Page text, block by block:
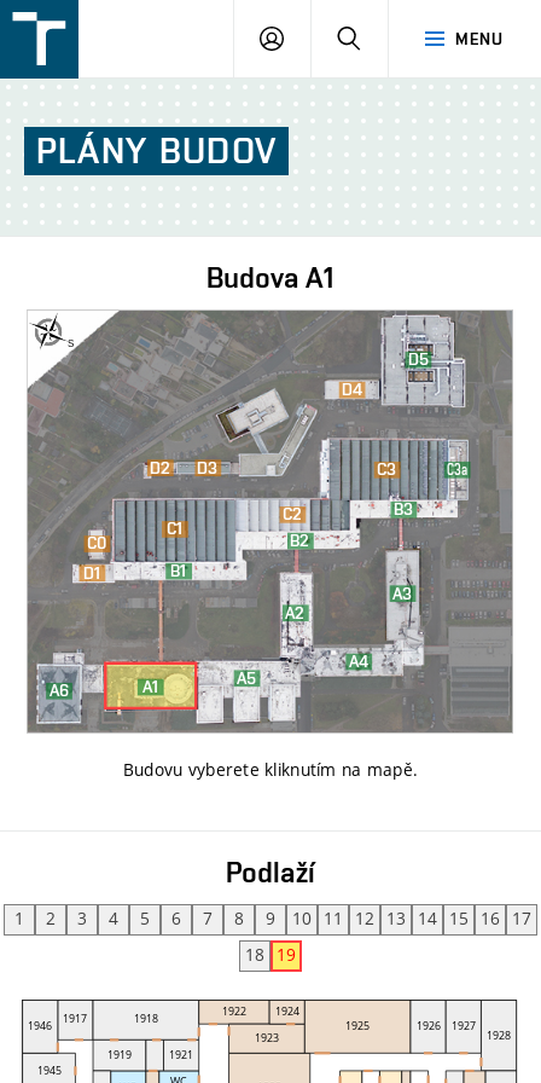
v
Brně
MENU
PŘIHLÁŠENÍ
PLÁNY BUDOV
Budova A1
Budovu vyberete kliknutím na mapě.
Podlaží
1 2 3 4 5 6 7 8 9 10 11 12 13 14 15 16
17
18
19